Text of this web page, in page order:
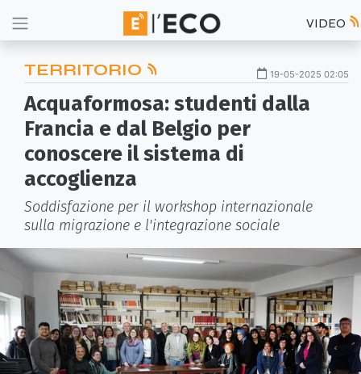
VIDEO
TERRITORIO 19-05-2025 02:05
Acquaformosa: studenti dalla
Francia e dal Belgio per
conoscere il sistema di
accoglienza
Soddisfazione per il workshop internazionale
sulla migrazione e l'integrazione sociale